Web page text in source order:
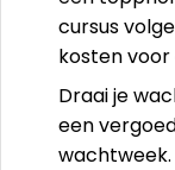
cursus
kosten voor
Draai je
een
wachtweek.